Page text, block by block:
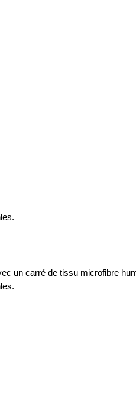
un carré de tissu microfibre